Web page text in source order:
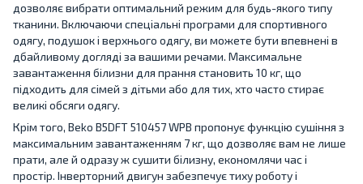
дозволяє вибрати оптимальний режим для будь-якого типу
тканини. Включаючи спеціальні програми для спортивного
одягу, подушок і верхнього одягу, ви можете бути впевнені в
дбайливому догляді за вашими речами. Максимальне
завантаження білизни для прання становить 10 кг, що
підходить для сімей з дітьми або для тих, хто часто стирає
великі обсяги одягу.
Крім того, Beko B5DFT 510457 WPB пропонує функцію сушіння з
максимальним завантаженням 7 кг, що дозволяє вам не лише
прати, але й одразу ж сушити білизну, економлячи час і
простір. Інверторний двигун забезпечує тиху роботу і